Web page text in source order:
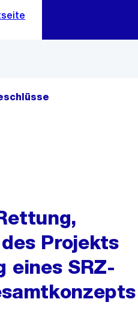
ein
Projekts
eines SRZ-